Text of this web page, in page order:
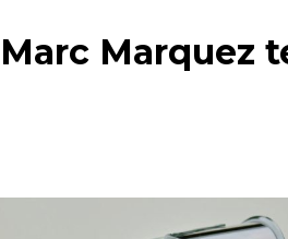
Marquez